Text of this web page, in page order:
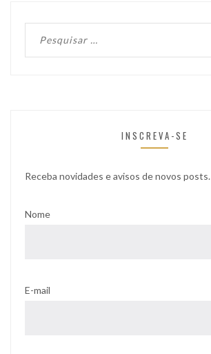
INSCREVA-SE
Receba novidades e avisos de novos posts.
Nome
E-mail